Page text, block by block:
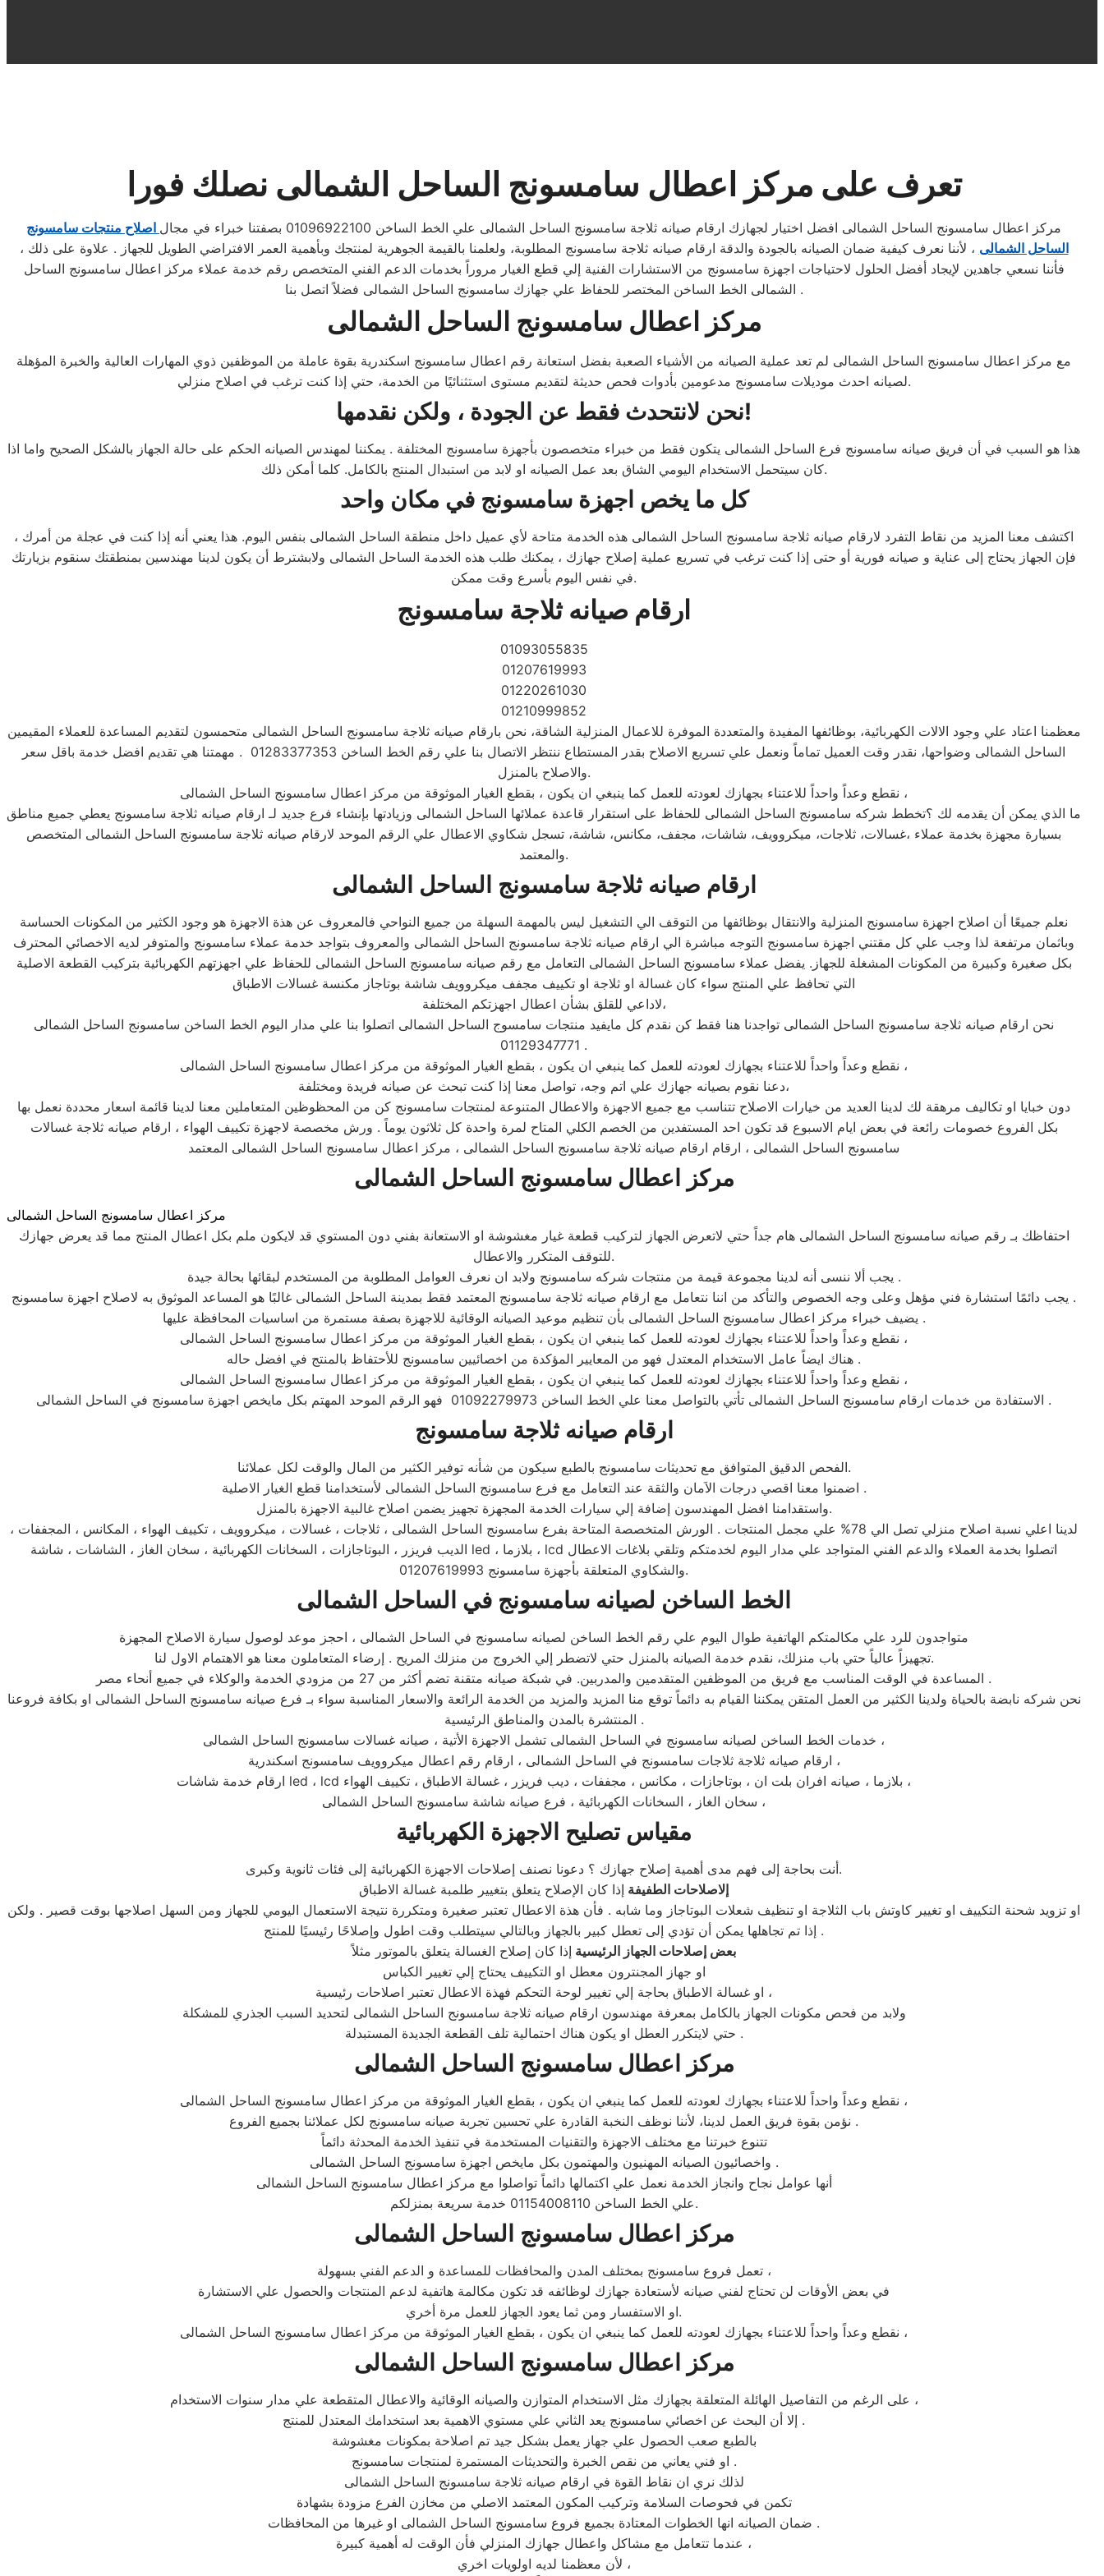
تعرف على مركز اعطال سامسونج الساحل الشمالى نصلك فورا
مركز اعطال سامسونج الساحل الشمالى افضل اختيار لجهازك ارقام صيانه ثلاجة سامسونج الساحل الشمالى علي الخط الساخن 01096922100 بصفتنا خبراء في مجال
اصلاح منتجات سامسونج
الساحل الشمالى ، لأننا نعرف كيفية ضمان الصيانه بالجودة والدقة ارقام صيانه ثلاجة سامسونج المطلوبة، ولعلمنا بالقيمة الجوهرية لمنتجك وبأهمية العمر الافتراضي الطويل للجهاز . علاوة على ذلك ،
فأننا نسعي جاهدين لإيجاد أفضل الحلول لاحتياجات اجهزة سامسونج من الاستشارات الفنية إلي قطع الغيار مروراً بخدمات الدعم الفني المتخصص رقم خدمة عملاء مركز اعطال سامسونج الساحل
الشمالى الخط الساخن المختصر للحفاظ علي جهازك سامسونج الساحل الشمالى فضلاً اتصل بنا .
مركز اعطال سامسونج الساحل الشمالى
مع مركز اعطال سامسونج الساحل الشمالى لم تعد عملية الصيانه من الأشياء الصعبة بفضل استعانة رقم اعطال سامسونج اسكندرية بقوة عاملة من الموظفين ذوي المهارات العالية والخبرة المؤهلة
لصيانه احدث موديلات سامسونج مدعومين بأدوات فحص حديثة لتقديم مستوى استثنائيًا من الخدمة، حتي إذا كنت ترغب في اصلاح منزلي.
نحن لانتحدث فقط عن الجودة ، ولكن نقدمها!
هذا هو السبب في أن فريق صيانه سامسونج فرع الساحل الشمالى يتكون فقط من خبراء متخصصون بأجهزة سامسونج المختلفة . يمكننا لمهندس الصيانه الحكم على حالة الجهاز بالشكل الصحيح واما اذا
كان سيتحمل الاستخدام اليومي الشاق بعد عمل الصيانه او لابد من استبدال المنتج بالكامل. كلما أمكن ذلك.
كل ما يخص اجهزةسامسونج في مكان واحد
اكتشف معنا المزيد من نقاط التفرد لارقام صيانه ثلاجة سامسونج الساحل الشمالى هذه الخدمة متاحة لأي عميل داخل منطقة الساحل الشمالى بنفس اليوم. هذا يعني أنه إذا كنت في عجلة من أمرك ،
فإن الجهاز يحتاج إلى عناية و صيانه فورية أو حتى إذا كنت ترغب في تسريع عملية إصلاح جهازك ، يمكنك طلب هذه الخدمة الساحل الشمالى ولابشترط أن يكون لدينا مهندسين بمنطقتك سنقوم بزيارتك
في نفس اليوم بأسرع وقت ممكن.
ارقام صيانه ثلاجة سامسونج
01093055835
01207619993
01220261030
01210999852
معظمنا اعتاد علي وجود الالات الكهربائية، بوظائفها المفيدة والمتعددة الموفرة للاعمال المنزلية الشاقة، نحن بارقام صيانه ثلاجة سامسونج الساحل الشمالى متحمسون لتقديم المساعدة للعملاء المقيمين
الساحل الشمالى وضواحها، نقدر وقت العميل تماماً ونعمل علي تسريع الاصلاح بقدر المستطاع ننتظر الاتصال بنا علي رقم الخط الساخن 01283377353 . مهمتنا هي تقديم افضل خدمة باقل سعر
والاصلاح بالمنزل.
نقطع وعداً واحداً للاعتناء بجهازك لعودته للعمل كما ينبغي ان يكون ، بقطع الغيار الموثوقة من مركز اعطال سامسونج الساحل الشمالى ،
ما الذي يمكن أن يقدمه لك ؟تخطط شركه سامسونج الساحل الشمالى للحفاظ على استقرار قاعدة عملائها الساحل الشمالى وزيادتها بإنشاء فرع جديد لـ ارقام صيانه ثلاجة سامسونج يعطي جميع مناطق
بسيارة مجهزة بخدمة عملاء ،غسالات، ثلاجات، ميكروويف، شاشات، مجفف، مكانس، شاشة، تسجل شكاوي الاعطال علي الرقم الموحد لارقام صيانه ثلاجة سامسونج الساحل الشمالى المتخصص
والمعتمد.
ارقام صيانه ثلاجة سامسونج الساحل الشمالى
نعلم جميعًا أن اصلاح اجهزة سامسونج المنزلية والانتقال بوظائفها من التوقف الي التشغيل ليس بالمهمة السهلة من جميع النواحي فالمعروف عن هذة الاجهزة هو وجود الكثير من المكونات الحساسة
وباثمان مرتفعة لذا وجب علي كل مقتني اجهزة سامسونج التوجه مباشرة الي ارقام صيانه ثلاجة سامسونج الساحل الشمالى والمعروف بتواجد خدمة عملاء سامسونج والمتوفر لديه الاخصائي المحترف
بكل صغيرة وكبيرة من المكونات المشغلة للجهاز. يفضل عملاء سامسونج الساحل الشمالى التعامل مع رقم صيانه سامسونج الساحل الشمالى للحفاظ علي اجهزتهم الكهربائية بتركيب القطعة الاصلية
التي تحافظ علي المنتج سواء كان غسالة او ثلاجة او تكييف مجفف ميكروويف شاشة بوتاجاز مكنسة غسالات الاطباق
لاداعي للقلق بشأن اعطال اجهزتكم المختلفة،
نحن ارقام صيانه ثلاجة سامسونج الساحل الشمالى تواجدنا هنا فقط كن نقدم كل مايفيد منتجات سامسوج الساحل الشمالى اتصلوا بنا علي مدار اليوم الخط الساخن سامسونج الساحل الشمالى
01129347771 .
نقطع وعداً واحداً للاعتناء بجهازك لعودته للعمل كما ينبغي ان يكون ، بقطع الغيار الموثوقة من مركز اعطال سامسونج الساحل الشمالى ،
دعنا نقوم بصيانه جهازك علي اتم وجه، تواصل معنا إذا كنت تبحث عن صيانه فريدة ومختلفة،
دون خبايا او تكاليف مرهقة لك لدينا العديد من خيارات الاصلاح تتناسب مع جميع الاجهزة والاعطال المتنوعة لمنتجات سامسونج كن من المحظوظين المتعاملين معنا لدينا قائمة اسعار محددة نعمل بها
بكل الفروع خصومات رائعة في بعض ايام الاسبوع قد تكون احد المستفدين من الخصم الكلي المتاح لمرة واحدة كل ثلاثون يوماً . ورش مخصصة لاجهزة تكييف الهواء ، ارقام صيانه ثلاجة غسالات
سامسونج الساحل الشمالى ، ارقام ارقام صيانه ثلاجة سامسونج الساحل الشمالى ، مركز اعطال سامسونج الساحل الشمالى المعتمد
مركز اعطال سامسونج الساحل الشمالى
مركز اعطال سامسونج الساحل الشمالى
احتفاظك بـ رقم صيانه سامسونج الساحل الشمالى هام جداً حتي لاتعرض الجهاز لتركيب قطعة غيار مغشوشة او الاستعانة بفني دون المستوي قد لايكون ملم بكل اعطال المنتج مما قد يعرض جهازك
للتوقف المتكرر والاعطال.
يجب ألا ننسى أنه لدينا مجموعة قيمة من منتجات شركه سامسونج ولابد ان نعرف العوامل المطلوبة من المستخدم لبقائها بحالة جيدة .
يجب دائمًا استشارة فني مؤهل وعلى وجه الخصوص والتأكد من اننا نتعامل مع ارقام صيانه ثلاجة سامسونج المعتمد فقط بمدينة الساحل الشمالى غالبًا هو المساعد الموثوق به لاصلاح اجهزة سامسونج .
يضيف خبراء مركز اعطال سامسونج الساحل الشمالى بأن تنظيم موعيد الصيانه الوقائية للاجهزة بصفة مستمرة من اساسيات المحافظة عليها .
نقطع وعداً واحداً للاعتناء بجهازك لعودته للعمل كما ينبغي ان يكون ، بقطع الغيار الموثوقة من مركز اعطال سامسونج الساحل الشمالى ،
هناك ايضاً عامل الاستخدام المعتدل فهو من المعايير المؤكدة من اخصائيين سامسونج للأحتفاظ بالمنتج في افضل حاله .
نقطع وعداً واحداً للاعتناء بجهازك لعودته للعمل كما ينبغي ان يكون ، بقطع الغيار الموثوقة من مركز اعطال سامسونج الساحل الشمالى ،
الاستفادة من خدمات ارقام سامسونج الساحل الشمالى تأتي بالتواصل معنا علي الخط الساخن 01092279973 فهو الرقم الموحد المهتم بكل مايخص اجهزة سامسونج في الساحل الشمالى .
ارقام صيانه ثلاجة سامسونج
الفحص الدقيق المتوافق مع تحديثات سامسونج بالطبع سيكون من شأنه توفير الكثير من المال والوقت لكل عملائنا.
اضمنوا معنا اقصي درجات الاَمان والثقة عند التعامل مع فرع سامسونج الساحل الشمالى لأستخدامنا قطع الغيار الاصلية .
واستقدامنا افضل المهندسون إضافة إلي سيارات الخدمة المجهزة تجهيز يضمن اصلاح غالبية الاجهزة بالمنزل.
لدينا اعلي نسبة اصلاح منزلي تصل الي 78% علي مجمل المنتجات . الورش المتخصصة المتاحة بفرع سامسونج الساحل الشمالى ، ثلاجات ، غسالات ، ميكروويف ، تكييف الهواء ، المكانس ، المجففات ،
الديب فريزر ، البوتاجازات ، السخانات الكهربائية ، سخان الغاز ، الشاشات ، شاشة led ، بلازما ، lcd اتصلوا بخدمة العملاء والدعم الفني المتواجد علي مدار اليوم لخدمتكم وتلقي بلاغات الاعطال
والشكاوي المتعلقة بأجهزة سامسونج 01207619993.
الخط الساخن لصيانه سامسونج في الساحل الشمالى
متواجدون للرد علي مكالمتكم الهاتفية طوال اليوم علي رقم الخط الساخن لصيانه سامسونج في الساحل الشمالى ، احجز موعد لوصول سيارة الاصلاح المجهزة
تجهيزاً عالياً حتي باب منزلك، نقدم خدمة الصيانه بالمنزل حتي لاتضطر إلي الخروج من منزلك المريح . إرضاء المتعاملون معنا هو الاهتمام الاول لنا.
المساعدة في الوقت المناسب مع فريق من الموظفين المتقدمين والمدربين. في شبكة صيانه متقنة تضم أكثر من 27 من مزودي الخدمة والوكلاء في جميع أنحاء مصر .
نحن شركه نابضة بالحياة ولدينا الكثير من العمل المتقن يمكننا القيام به دائماً توقع منا المزيد والمزيد من الخدمة الرائعة والاسعار المناسبة سواء بـ فرع صيانه سامسونج الساحل الشمالى او بكافة فروعنا
المنتشرة بالمدن والمناطق الرئيسية .
خدمات الخط الساخن لصيانه سامسونج في الساحل الشمالى تشمل الاجهزة الأتية ، صيانه غسالات سامسونج الساحل الشمالى ،
ارقام صيانه ثلاجة ثلاجات سامسونج في الساحل الشمالى ، ارقام رقم اعطال ميكروويف سامسونج اسكندرية ،
ارقام خدمة شاشات led ، lcd بلازما ، صيانه افران بلت ان ، بوتاجازات ، مكانس ، مجففات ، ديب فريزر ، غسالة الاطباق ، تكييف الهواء ،
سخان الغاز ، السخانات الكهربائية ، فرع صيانه شاشة سامسونج الساحل الشمالى ،
مقياس تصليح الاجهزة الكهربائية
أنت بحاجة إلى فهم مدى أهمية إصلاح جهازك ؟ دعونا نصنف إصلاحات الاجهزة الكهربائية إلى فئات ثانوية وكبرى.
إلاصلاحات الطفيفة إذا كان الإصلاح يتعلق بتغيير طلمبة غسالة الاطباق
او تزويد شحنة التكييف او تغيير كاوتش باب الثلاجة او تنظيف شعلات البوتاجاز وما شابه . فأن هذة الاعطال تعتبر صغيرة ومتكررة نتيجة الاستعمال اليومي للجهاز ومن السهل اصلاجها بوقت قصير . ولكن
إذا تم تجاهلها يمكن أن تؤدي إلى تعطل كبير بالجهاز وبالتالي سيتطلب وقت اطول وإصلاحًا رئيسيًا للمنتج .
بعض إصلاحات الجهاز الرئيسية إذا كان إصلاح الغسالة يتعلق بالموتور مثلاً
او جهاز المجنترون معطل او التكييف يحتاج إلي تغيير الكباس
او غسالة الاطباق بحاجة إلي تغيير لوحة التحكم فهذة الاعطال تعتبر اصلاحات رئيسية ،
ولابد من فحص مكونات الجهاز بالكامل بمعرفة مهندسون ارقام صيانه ثلاجة سامسونج الساحل الشمالى لتحديد السبب الجذري للمشكلة
حتي لايتكرر العطل او يكون هناك احتمالية تلف القطعة الجديدة المستبدلة .
مركز اعطال سامسونج الساحل الشمالى
نقطع وعداً واحداً للاعتناء بجهازك لعودته للعمل كما ينبغي ان يكون ، بقطع الغيار الموثوقة من مركز اعطال سامسونج الساحل الشمالى ،
نؤمن بقوة فريق العمل لدينا، لأننا نوظف النخبة القادرة علي تحسين تجربة صيانه سامسونج لكل عملائنا بجميع الفروع .
تتنوع خبرتنا مع مختلف الاجهزة والتقنيات المستخدمة في تنفيذ الخدمة المحدثة دائماً
واخصائيون الصيانه المهنيون والمهتمون بكل مايخص اجهزة سامسونج الساحل الشمالى .
أنها عوامل نجاح وانجاز الخدمة نعمل علي اكتمالها دائماً تواصلوا مع مركز اعطال سامسونج الساحل الشمالى
علي الخط الساخن 01154008110 خدمة سريعة بمنزلكم.
مركز اعطال سامسونج الساحل الشمالى
تعمل فروع سامسونج بمختلف المدن والمحافظات للمساعدة و الدعم الفني بسهولة ،
في بعض الأوقات لن تحتاج لفني صيانه لأستعادة جهازك لوظائفه قد تكون مكالمة هاتفية لدعم المنتجات والحصول علي الاستشارة
او الاستفسار ومن ثما يعود الجهاز للعمل مرة أخري.
نقطع وعداً واحداً للاعتناء بجهازك لعودته للعمل كما ينبغي ان يكون ، بقطع الغيار الموثوقة من مركز اعطال سامسونج الساحل الشمالى ،
مركز اعطال سامسونج الساحل الشمالى
على الرغم من التفاصيل الهائلة المتعلقة بجهازك مثل الاستخدام المتوازن والصيانه الوقائية والاعطال المتقطعة علي مدار سنوات الاستخدام ،
إلا أن البحث عن اخصائي سامسونج يعد الثاني علي مستوي الاهمية بعد استخدامك المعتدل للمنتج .
بالطبع صعب الحصول علي جهاز يعمل بشكل جيد تم اصلاحة بمكونات مغشوشة
او فني يعاني من نقص الخبرة والتحديثات المستمرة لمنتجات سامسونج .
لذلك نري ان نقاط القوة في ارقام صيانه ثلاجة سامسونج الساحل الشمالى
تكمن في فحوصات السلامة وتركيب المكون المعتمد الاصلي من مخازن الفرع مزودة بشهادة
ضمان الصيانه انها الخطوات المعتادة بجميع فروع سامسونج الساحل الشمالى او غيرها من المحافظات .
عندما تتعامل مع مشاكل واعطال جهازك المنزلي فأن الوقت له أهمية كبيرة ،
لأن معظمنا لديه اولويات اخري ،